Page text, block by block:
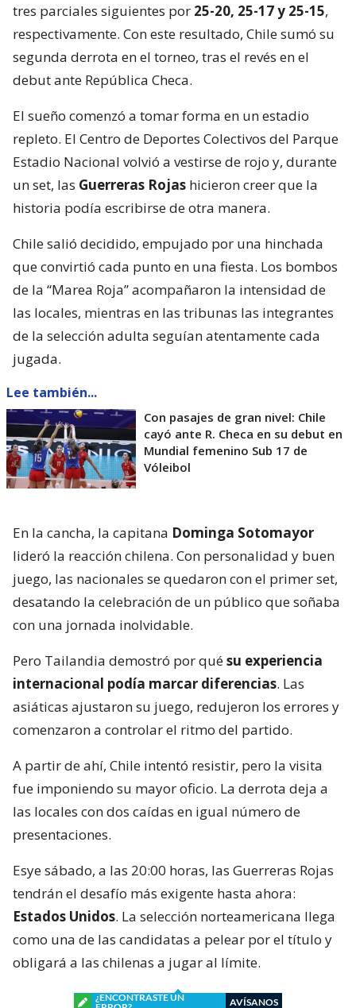
tres parciales siguientes por 25-20, 25-17 y 25-15,
respectivamente. Con este resultado, Chile sumó su
segunda derrota en el torneo, tras el revés en el
debut ante República Checa.
El sueño comenzó a tomar forma en un estadio
repleto. El Centro de Deportes Colectivos del Parque
Estadio Nacional volvió a vestirse de rojo y, durante
un set, las Guerreras Rojas hicieron creer que la
historia podía escribirse de otra manera.
Chile salió decidido, empujado por una hinchada
que convirtió cada punto en una fiesta. Los bombos
de la “Marea Roja” acompañaron la intensidad de
las locales, mientras en las tribunas las integrantes
de la selección adulta seguían atentamente cada
jugada.
Lee también...
Con pasajes de gran nivel: Chile
cayó ante R. Checa en su debut en
Mundial femenino Sub 17 de
Vóleibol
En la cancha, la capitana Dominga Sotomayor
lideró la reacción chilena. Con personalidad y buen
juego, las nacionales se quedaron con el primer set,
desatando la celebración de un público que soñaba
con una jornada inolvidable.
Pero Tailandia demostró por quésu experiencia
internacional podía marcar diferencias. Las
asiáticas ajustaron su juego, redujeron los errores y
comenzaron a controlar el ritmo del partido.
A partir de ahí, Chile intentó resistir, pero la visita
fue imponiendo su mayor oficio. La derrota deja a
las locales con dos caídas en igual número de
presentaciones.
Esye sábado, a las 20:00 horas, las Guerreras Rojas
tendrán el desafío más exigente hasta ahora:
Estados Unidos. La selección norteamericana llega
como una de las candidatas a pelear por el título y
obligará a las chilenas a jugar al límite.
¿ENCONTRASTE UN
AVÍSANOS